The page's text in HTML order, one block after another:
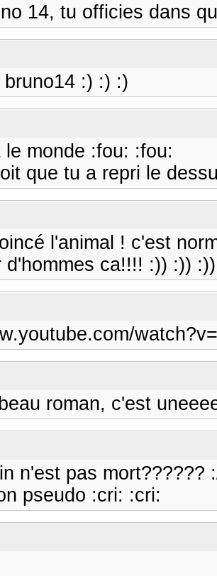
14, tu officies dans
bruno14 :) :) :)
le monde :fou: :fou:
que tu a repri le
l'animal ! c'est
d'hommes ca!!!! :)) :))
roman, c'est
n'est pas mort??????
pseudo :cri: :cri: